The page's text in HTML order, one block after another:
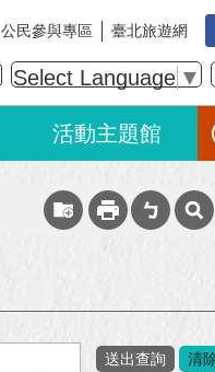
公民參與專區 臺北旅遊網
Select Language ▼
活動主題館